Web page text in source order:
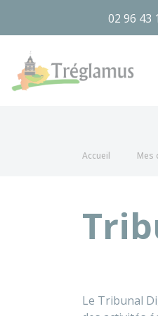
02 96 43
Accueil Mes
Le Tribunal